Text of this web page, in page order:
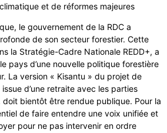
et de réformes majeures
le gouvernement de la RDC a
de son secteur forestier. Cette
la Stratégie-Cadre Nationale REDD+, a
pays d’une nouvelle politique forestière
La version « Kisantu » du projet de
d’une retraite avec les parties
bientôt être rendue publique. Pour la
de faire entendre une voix unifiée et
pour ne pas intervenir en ordre